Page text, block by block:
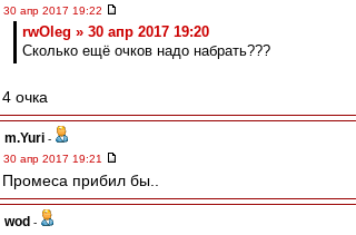
30 апр 2017 19:22
rwOleg » 30 апр 2017 19:20
Сколько ещё очков надо набрать???
4 очка
m.Yuri -
30 апр 2017 19:21
Промеса прибил бы..
wod -